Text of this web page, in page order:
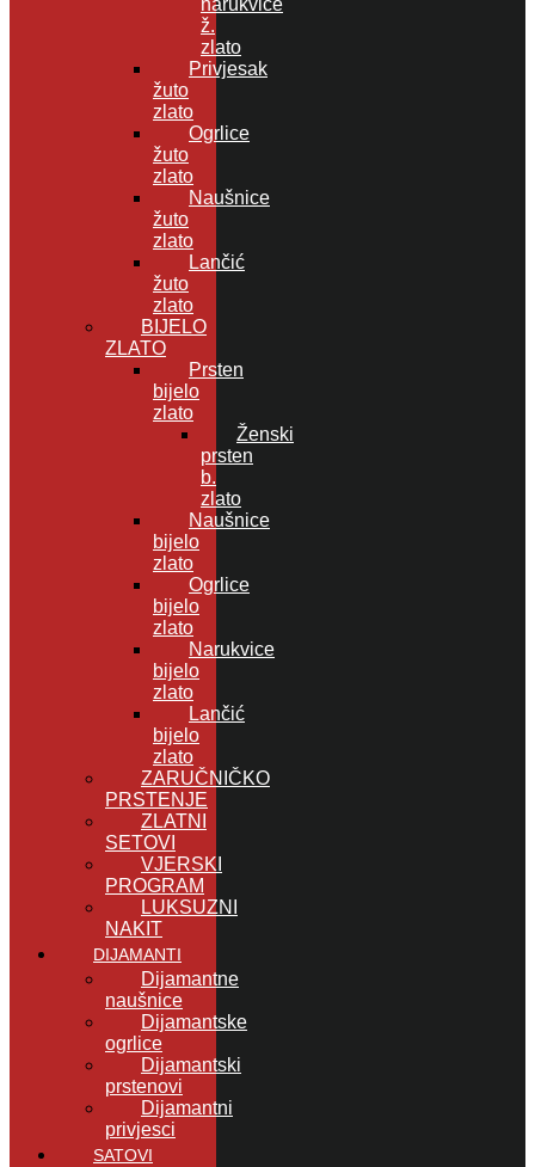
ž.
zlato
Privjesak
žuto
zlato
Ogrlice
žuto
zlato
Naušnice
žuto
zlato
Lančić
žuto
zlato
BIJELO
ZLATO
Prsten
bijelo
zlato
Ženski
prsten
b.
zlato
Naušnice
bijelo
zlato
Ogrlice
bijelo
zlato
Narukvice
bijelo
zlato
Lančić
bijelo
zlato
ZARUČNIČKO
PRSTENJE
ZLATNI
SETOVI
VJERSKI
PROGRAM
LUKSUZNI
NAKIT
DIJAMANTI
Dijamantne
naušnice
Dijamantske
ogrlice
Dijamantski
prstenovi
Dijamantni
privjesci
SATOVI